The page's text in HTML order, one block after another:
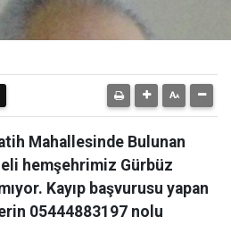
Mahallesinde Bulunan
hemşehrimiz Gürbüz
Kayıp başvurusu yapan
05444883197 nolu